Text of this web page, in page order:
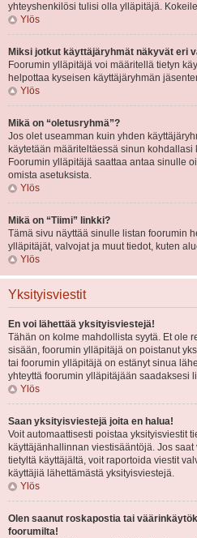
yhteyshenkilösi tulisi olla ylläpitäjä.
Ylös
Miksi jotkut käyttäjäryhmät näkyvät eri
Foorumin ylläpitäjä voi määritellä tietyn
helpottaa kyseisen käyttäjäryhmän
Ylös
Mikä on “oletusryhmä”?
Jos olet useamman kuin yhden
käytetään määriteltäessä sinun
Foorumin ylläpitäjä saattaa antaa sinulle
omista asetuksista.
Ylös
Mikä on “Tiimi” linkki?
Tämä sivu näyttää sinulle listan foorumin
ylläpitäjät, valvojat ja muut tiedot, kuten
Ylös
Yksityisviestit
En voi lähettää yksityisviestejä!
Tähän on kolme mahdollista syytä. Et ole
sisään, foorumin ylläpitäjä on poistanut
tai foorumin ylläpitäjä on estänyt sinua
yhteyttä foorumin ylläpitäjään saadaksesi
Ylös
Saan yksityisviestejä joita en halua!
Voit automaattisesti poistaa yksityisviestit
käyttäjänhallinnan viestisääntöjä. Jos
tietyltä käyttäjältä, voit raportoida viestit
käyttäjiä lähettämästä yksityisviestejä.
Ylös
Olen saanut roskapostia tai
foorumilta!